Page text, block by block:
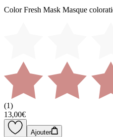
Color Fresh Mask Masque
(1)
13,00€
Ajouter